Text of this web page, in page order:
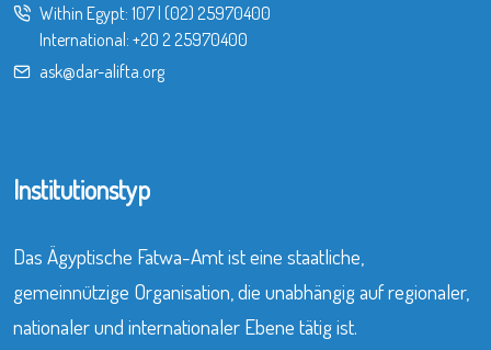
Within Egypt: 107| (02) 25970400
International: +20 2 25970400
ask@dar-alifta.org
Institutionstyp
Das Ägyptische Fatwa-Amt ist eine staatliche,
gemeinnützige Organisation, die unabhängig auf regionaler,
nationaler und internationaler Ebene tätig ist.